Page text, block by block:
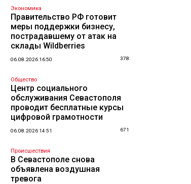
Экономика
Правительство РФ готовит
меры поддержки бизнесу,
пострадавшему от атак на
склады Wildberries
06.08.2026 16:50 378
Общество
Центр социального
обслуживания Севастополя
проводит бесплатные курсы
цифровой грамотности
06.08.2026 14:51 671
Происшествия
В Севастополе снова
объявлена воздушная
тревога